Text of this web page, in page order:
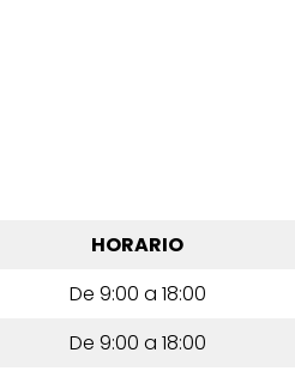
HORARIO
De 9:00 a 18:00
De 9:00 a 18:00